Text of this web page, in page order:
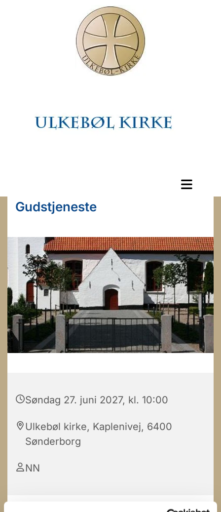
Gudstjeneste
Søndag 27. juni 2027, kl. 10:00
Ulkebøl kirke, Kaplenivej, 6400
Sønderborg
NN